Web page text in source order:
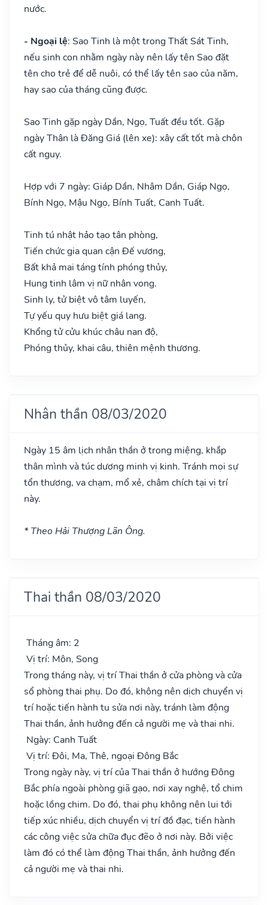
nước.
- Ngoại lệ: Sao Tinh là một trong Thất Sát Tinh,
nếu sinh con nhằm ngày này nên lấy tên Sao đặt
tên cho trẻ để dễ nuôi, có thể lấy tên sao của năm,
hay sao của tháng cũng được.
Sao Tinh gặp ngày Dần, Ngọ, Tuất đều tốt. Gặp
ngày Thân là Đăng Giá (lên xe): xây cất tốt mà chôn
cất nguy.
Hợp với 7 ngày: Giáp Dần, Nhâm Dần, Giáp Ngọ,
Bính Ngọ, Mậu Ngọ, Bính Tuất, Canh Tuất.
Tinh tú nhật hảo tạo tân phòng,
Tiến chức gia quan cận Đế vương,
Bất khả mai táng tính phóng thủy,
Hung tinh lâm vị nữ nhân vong.
Sinh ly, tử biệt vô tâm luyến,
Tự yếu quy hưu biệt giá lang.
Khổng tử cửu khúc châu nan độ,
Phóng thủy, khai câu, thiên mệnh thương.
Nhân thần 08/03/2020
Ngày 15 âm lịch nhân thần ở trong miệng, khắp
thân mình và túc dương minh vị kinh. Tránh mọi sự
tổn thương, va chạm, mổ xẻ, châm chích tại vị trí
này.
* Theo Hải Thượng Lãn Ông.
Thai thần 08/03/2020
Tháng âm: 2
Vị trí: Môn, Song
Trong tháng này, vị trí Thai thần ở cửa phòng và cửa
sổ phòng thai phụ. Do đó, không nên dịch chuyển vị
trí hoặc tiến hành tu sửa nơi này, tránh làm động
Thai thần, ảnh hưởng đến cả người mẹ và thai nhi.
Ngày: Canh Tuất
Vị trí: Đôi, Ma, Thê, ngoại Đông Bắc
Trong ngày này, vị trí của Thai thần ở hướng Đông
Bắc phía ngoài phòng giã gạo, nơi xay nghệ, tổ chim
hoặc lồng chim. Do đó, thai phụ không nên lui tới
tiếp xúc nhiều, dịch chuyển vị trí đồ đạc, tiến hành
các công việc sửa chữa đục đẽo ở nơi này. Bởi việc
làm đó có thể làm động Thai thần, ảnh hưởng đến
cả người mẹ và thai nhi.